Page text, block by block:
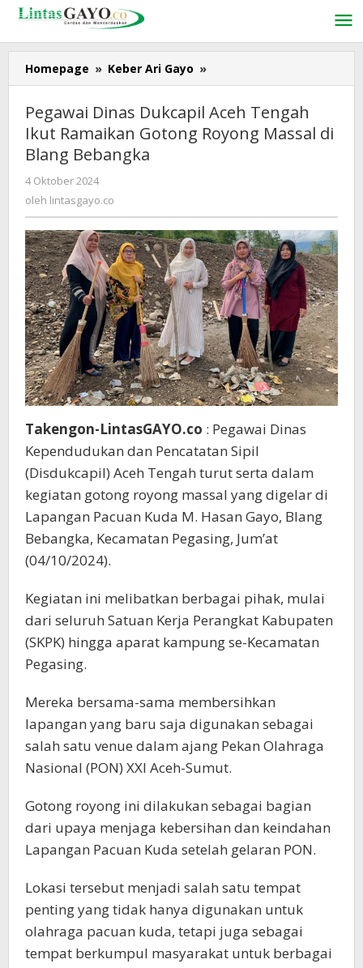
Lewati
konten
Homepage » Keber Ari Gayo »
Dinas
Dukcapil
Aceh
Tengah
Massal
di
Blang
Bebangka
Pegawai Dinas Dukcapil Aceh Tengah
Ikut Ramaikan Gotong Royong Massal di
Blang Bebangka
4 Oktober 2024
lintasgayo.co
oleh lintasgayo.co
Takengon-LintasGAYO.co : Pegawai Dinas
Kependudukan dan Pencatatan Sipil
(Disdukcapil) Aceh Tengah turut serta dalam
kegiatan gotong royong massal yang digelar di
Lapangan Pacuan Kuda M. Hasan Gayo, Blang
Bebangka, Kecamatan Pegasing, Jum’at
(04/10/2024).
Kegiatan ini melibatkan berbagai pihak, mulai
dari seluruh Satuan Kerja Perangkat Kabupaten
(SKPK) hingga aparat kampung se-Kecamatan
Pegasing.
Mereka bersama-sama membersihkan
lapangan yang baru saja digunakan sebagai
salah satu venue dalam ajang Pekan Olahraga
Nasional (PON) XXI Aceh-Sumut.
Gotong royong ini dilakukan sebagai bagian
dari upaya menjaga kebersihan dan keindahan
Lapangan Pacuan Kuda setelah gelaran PON.
Lokasi tersebut menjadi salah satu tempat
penting yang tidak hanya digunakan untuk
olahraga pacuan kuda, tetapi juga sebagai
tempat berkumpul masyarakat untuk berbagai